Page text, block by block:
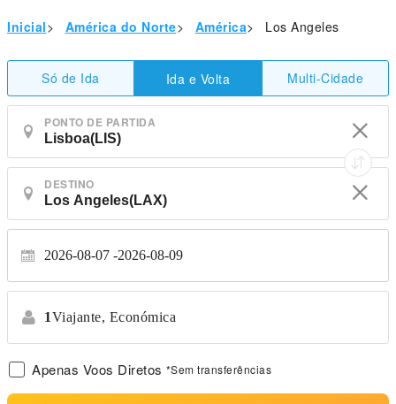
Inicial> América do Norte> América> Los Angeles
Só de Ida Ida e Volta Multi-Cidade
PONTO DE PARTIDA
DESTINO
2026-08-07 2026-08-09
1Viajante, Económica
Apenas Voos Diretos *Sem transferências